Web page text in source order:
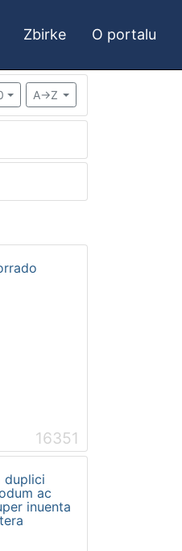
Zbirke O portalu
A->Z
16351
duplici
ac
inuenta